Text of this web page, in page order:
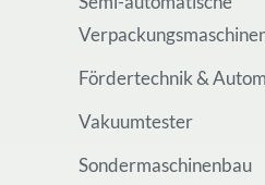
Fördertechnik &
Vakuumtester
Sondermaschinenbau